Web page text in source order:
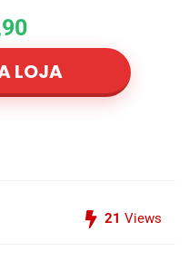
LOJA
21 Views